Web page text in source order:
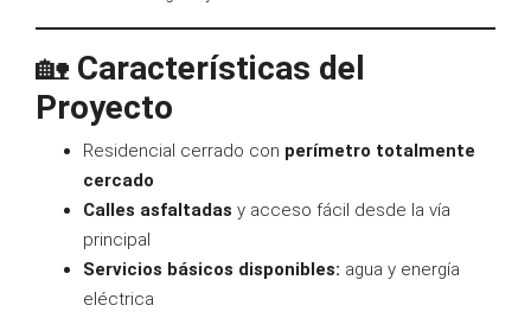
🏡 Características del
Proyecto
Residencial cerrado con perímetro totalmente
cercado
Calles asfaltadas y acceso fácil desde la vía
principal
Servicios básicos disponibles: agua y energía
eléctrica